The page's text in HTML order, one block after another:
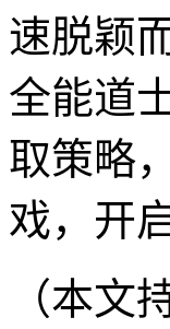
速脱颖
全能道
取策略
戏，开
（本文